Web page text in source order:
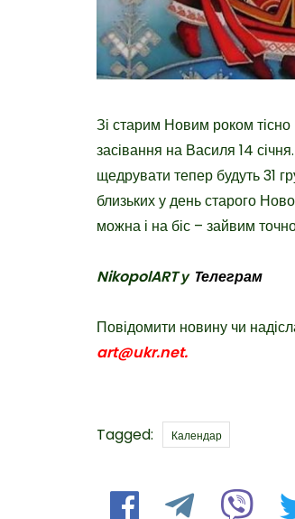
Зі старим Новим роком тісно
засівання на Василя 14
щедрувати тепер будуть 31
близьких у день старого
можна і на біс – зайвим
NikopolART у Tелеграм
Повідомити новину чи
art@ukr.net.
Tagged: Tags
Календар